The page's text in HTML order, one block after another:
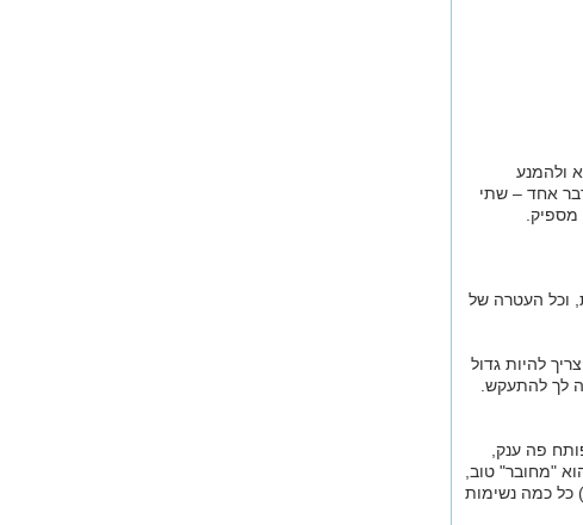
ולהמנע
אחד – שתי
וכל העטרה של
להיות גדול
לך להתעקש.
פה ענק,
"מחובר" טוב,
כל כמה נשימות